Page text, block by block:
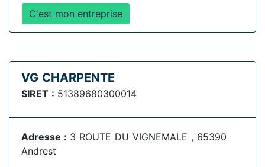
C'est mon entreprise
VG CHARPENTE
SIRET : 51389680300014
Adresse : 3 ROUTE DU VIGNEMALE , 65390
Andrest